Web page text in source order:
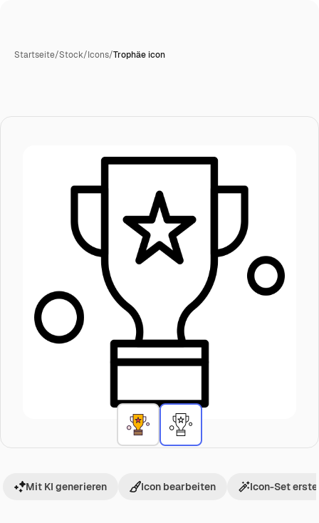
Startseite/Stock/Icons/Trophäe icon
Mit KI generieren Icon bearbeiten Icon-Set